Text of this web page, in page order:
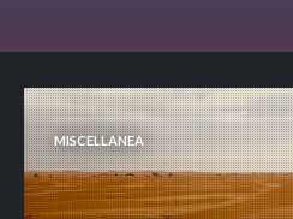
MISCELLANEA